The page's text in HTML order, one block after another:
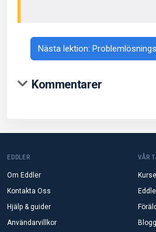
Nästa lektion:
Kommentarer
EDDLER
Om Eddler
Kontakta Oss
Hjälp & guider
Användarvillkor
VÅR
Blogg